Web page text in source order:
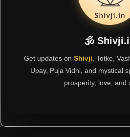
🕉
Get updates on Shivji , Totke,
Upay, Puja Vidhi, and mystical
prosperity, love, and